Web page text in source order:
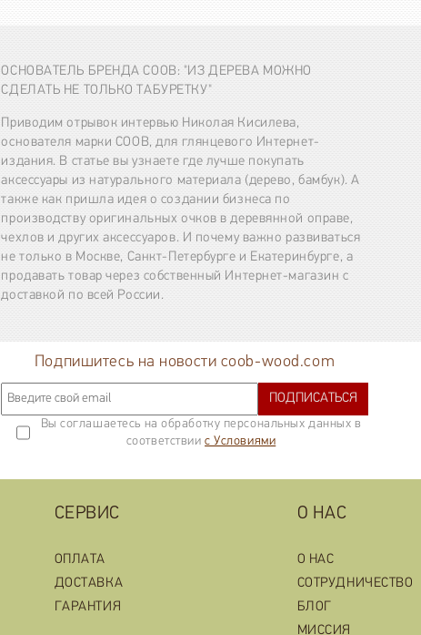
ОСНОВАТЕЛЬ БРЕНДА COOB: "ИЗ ДЕРЕВА МОЖНО
СДЕЛАТЬ НЕ ТОЛЬКО ТАБУРЕТКУ"
Приводим отрывок интервью Николая Кисилева,
основателя марки COOB, для глянцевого Интернет-
издания. В статье вы узнаете где лучше покупать
аксессуары из натурального материала (дерево, бамбук). А
также как пришла идея о создании бизнеса по
производству оригинальных очков в деревянной оправе,
чехлов и других аксессуаров. И почему важно развиваться
не только в Москве, Санкт-Петербурге и Екатеринбурге, а
продавать товар через собственный Интернет-магазин с
доставкой по всей России.
Подпишитесь на новости coob-wood.com
ПОДПИСАТЬСЯ
Вы соглашаетесь на обработку персональных данных в
соответствиис Условиями
СЕРВИС
ОПЛАТА
ДОСТАВКА
ГАРАНТИЯ
О НАС
О НАС
СОТРУДНИЧЕСТВО
БЛОГ
МИССИЯ